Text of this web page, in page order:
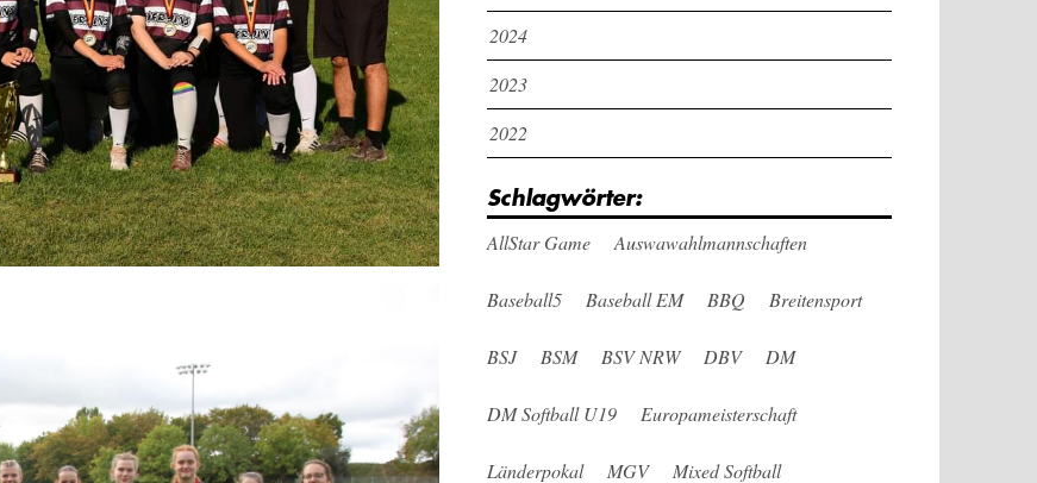
2024
2023
2022
Schlagwörter:
AllStar Game Auswawahlmannschaften
Baseball5 Baseball EM BBQ Breitensport
BSJ BSM BSV NRW DBV DM
DM Softball U19 Europameisterschaft
Länderpokal MGV Mixed Softball